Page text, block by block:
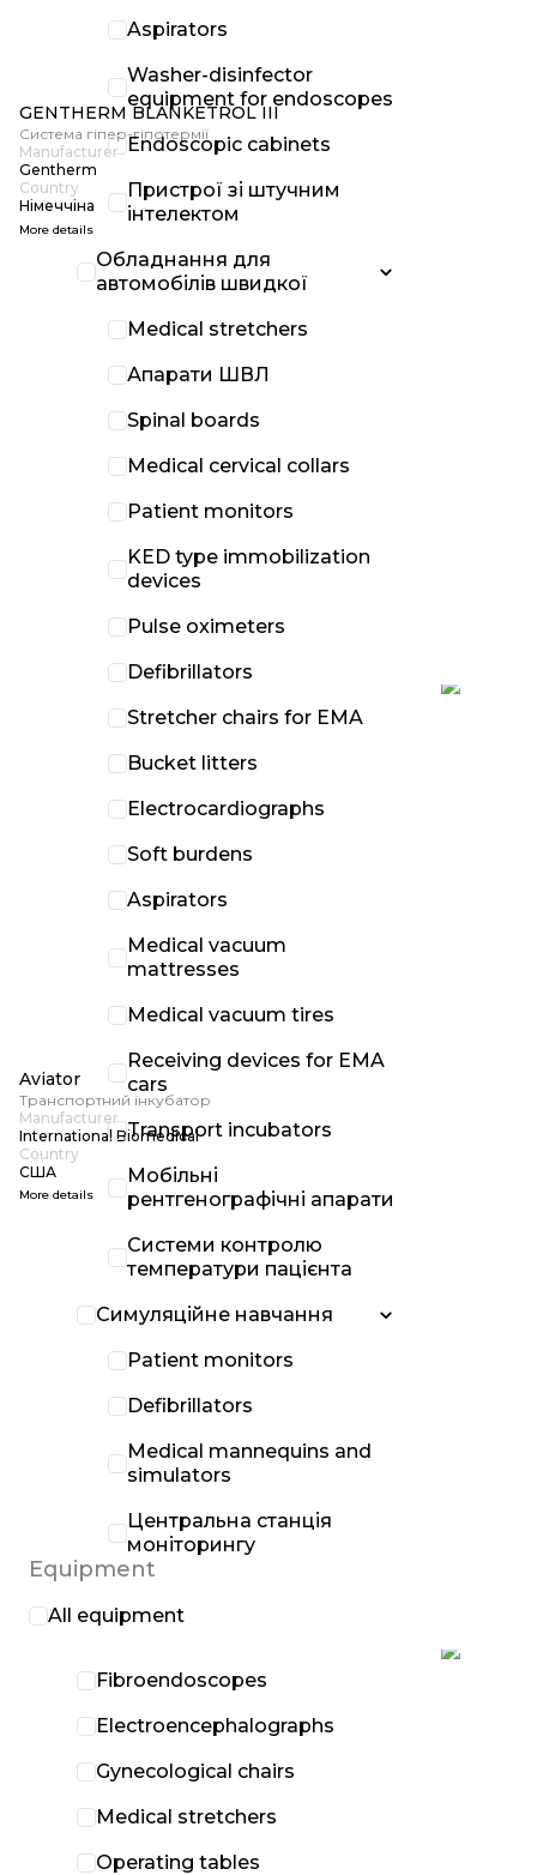
Aspirators
Washer-disinfector
equipment for endoscopes
Endoscopic cabinets
Пристрої зі штучним
інтелектом
Обладнання для
автомобілів швидкої
Medical stretchers
Апарати ШВЛ
Spinal boards
Medical cervical collars
Patient monitors
KED type immobilization
devices
Pulse oximeters
Defibrillators
Stretcher chairs for EMA
Bucket litters
Electrocardiographs
Soft burdens
Aspirators
Medical vacuum
mattresses
Medical vacuum tires
Receiving devices for EMA
cars
Transport incubators
Мобільні
рентгенографічні апарати
Системи контролю
температури пацієнта
Симуляційне навчання
Patient monitors
Defibrillators
Medical mannequins and
simulators
Центральна станція
моніторингу
Equipment
All equipment
Fibroendoscopes
Electroencephalographs
Gynecological chairs
Medical stretchers
Operating tables
GENTHERM BLANKETROL III
Система гіпер-гіпотермії
Manufacturer
Gentherm
Country
Німеччіна
More details
Aviator
Транспортний інкубатор
Manufacturer
International Biomedical
Country
США
More details